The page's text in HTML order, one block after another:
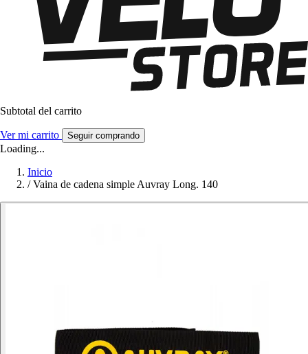
Subtotal del carrito
Ver mi carrito Seguir comprando
Loading...
Inicio
/ Vaina de cadena simple Auvray Long. 140